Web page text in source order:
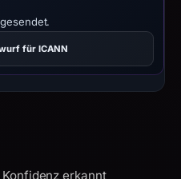
für ICANN
erkannt